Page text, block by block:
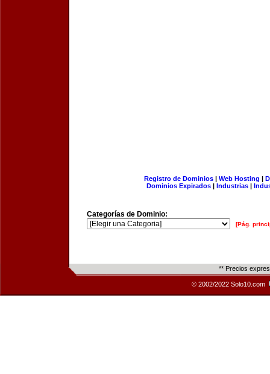
Registro de Dominios| Web Hosting |
Dominios Expirados | Industrias |
Categorías de Dominio:
[Pág.
** Precios
© 2002/2022 Solo10.com